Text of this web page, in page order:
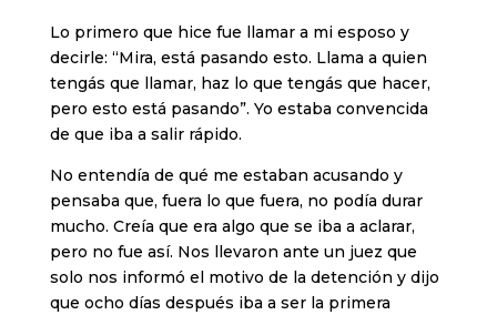
Lo primero que hice fue llamar a mi esposo y
decirle: “Mira, está pasando esto. Llama a quien
tengás que llamar, haz lo que tengás que hacer,
pero esto está pasando”. Yo estaba convencida
de que iba a salir rápido.
No entendía de qué me estaban acusando y
pensaba que, fuera lo que fuera, no podía durar
mucho. Creía que era algo que se iba a aclarar,
pero no fue así. Nos llevaron ante un juez que
solo nos informó el motivo de la detención y dijo
que ocho días después iba a ser la primera